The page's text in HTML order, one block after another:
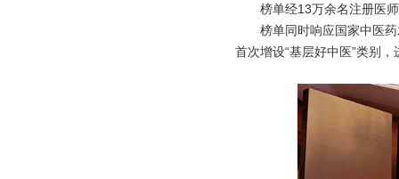
榜单经13万余名注册医
榜单同时响应国家中医
首次增设“基层好中医”类别